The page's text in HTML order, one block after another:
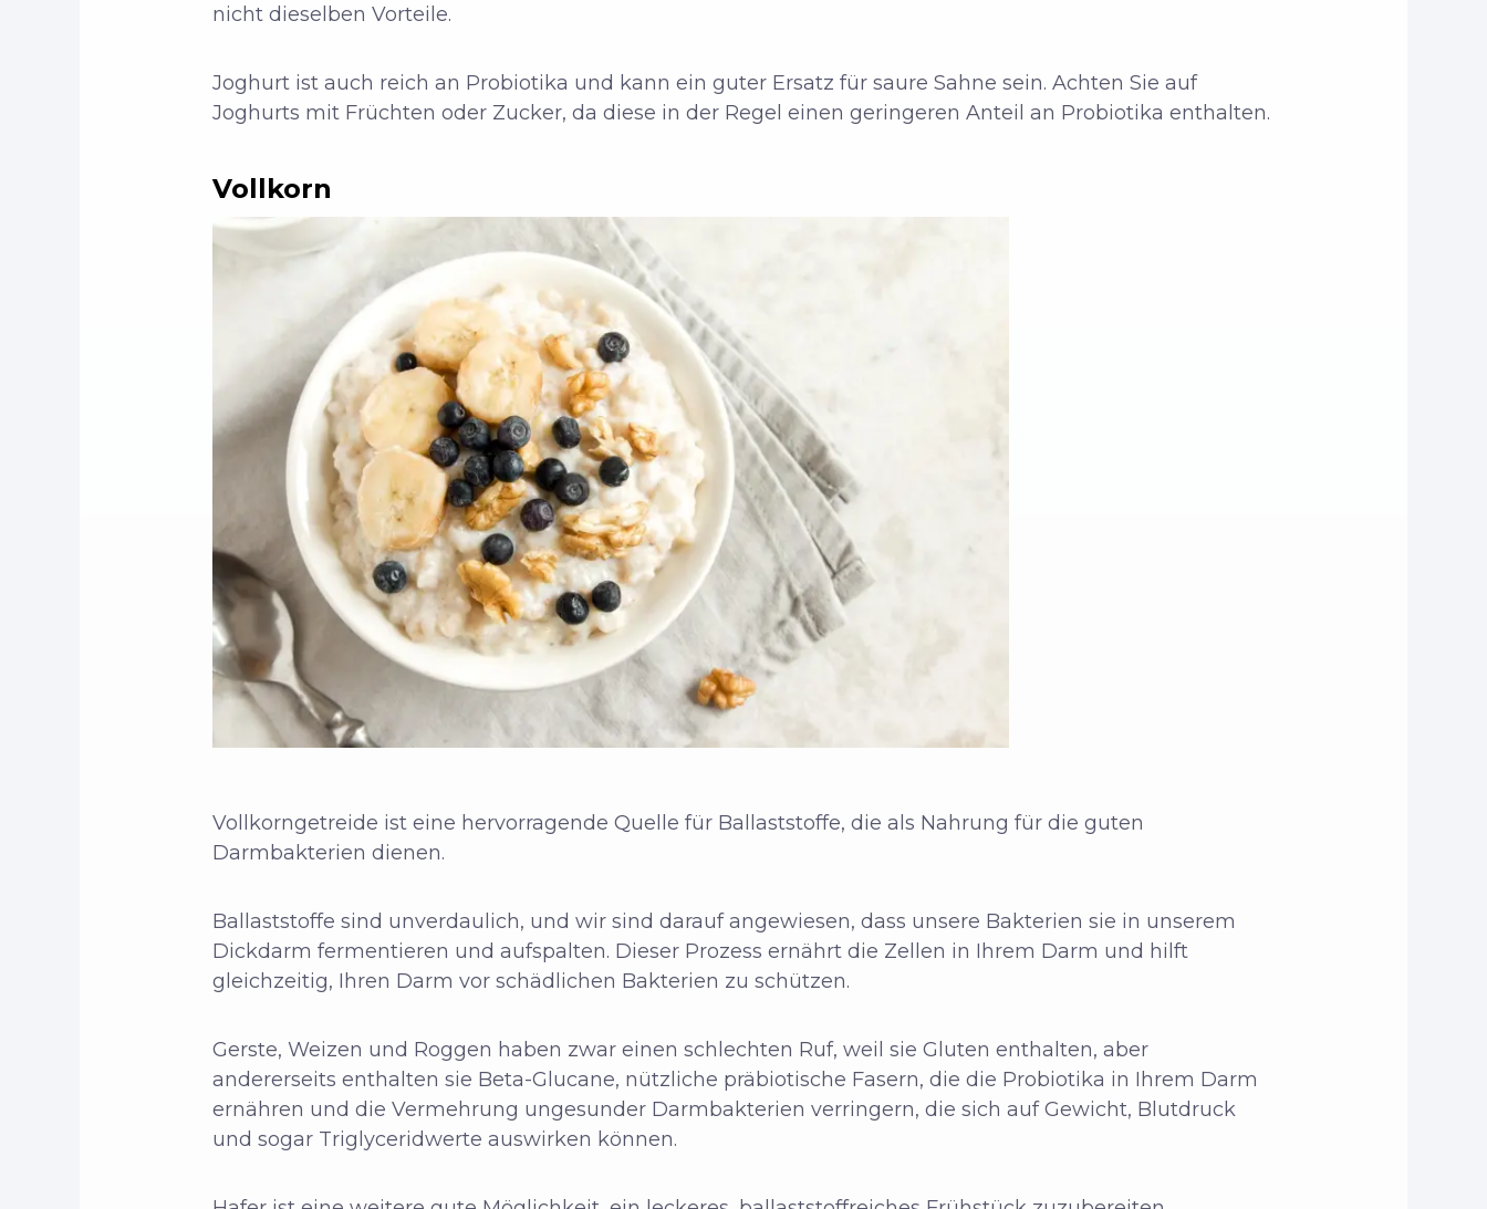
nicht dieselben Vorteile.
Joghurt ist auch reich an Probiotika und kann ein guter Ersatz für saure Sahne sein. Achten Sie auf
Joghurts mit Früchten oder Zucker, da diese in der Regel einen geringeren Anteil an Probiotika enthalten.
Vollkorn
Vollkorngetreide ist eine hervorragende Quelle für Ballaststoffe, die als Nahrung für die guten
Darmbakterien dienen.
Ballaststoffe sind unverdaulich, und wir sind darauf angewiesen, dass unsere Bakterien sie in unserem
Dickdarm fermentieren und aufspalten. Dieser Prozess ernährt die Zellen in Ihrem Darm und hilft
gleichzeitig, Ihren Darm vor schädlichen Bakterien zu schützen.
Gerste, Weizen und Roggen haben zwar einen schlechten Ruf, weil sie Gluten enthalten, aber
andererseits enthalten sie Beta-Glucane, nützliche präbiotische Fasern, die die Probiotika in Ihrem Darm
ernähren und die Vermehrung ungesunder Darmbakterien verringern, die sich auf Gewicht, Blutdruck
und sogar Triglyceridwerte auswirken können.